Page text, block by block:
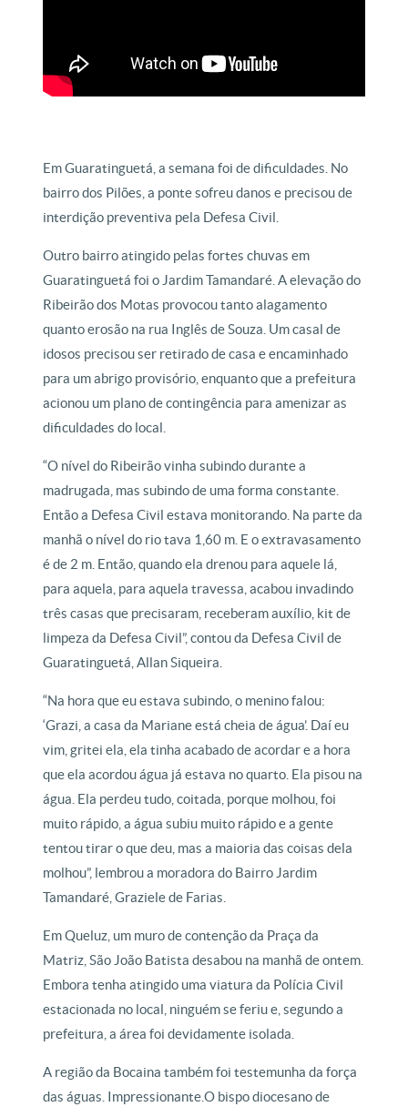
Em Guaratinguetá, a semana foi de dificuldades. No
bairro dos Pilões, a ponte sofreu danos e precisou de
interdição preventiva pela Defesa Civil.
Outro bairro atingido pelas fortes chuvas em
Guaratinguetá foi o Jardim Tamandaré. A elevação do
Ribeirão dos Motas provocou tanto alagamento
quanto erosão na rua Inglês de Souza. Um casal de
idosos precisou ser retirado de casa e encaminhado
para um abrigo provisório, enquanto que a prefeitura
acionou um plano de contingência para amenizar as
dificuldades do local.
“O nível do Ribeirão vinha subindo durante a
madrugada, mas subindo de uma forma constante.
Então a Defesa Civil estava monitorando. Na parte da
manhã o nível do rio tava 1,60 m. E o extravasamento
é de 2 m. Então, quando ela drenou para aquele lá,
para aquela, para aquela travessa, acabou invadindo
três casas que precisaram, receberam auxílio, kit de
limpeza da Defesa Civil”, contou da Defesa Civil de
Guaratinguetá, Allan Siqueira.
“Na hora que eu estava subindo, o menino falou:
‘Grazi, a casa da Mariane está cheia de água’. Daí eu
vim, gritei ela, ela tinha acabado de acordar e a hora
que ela acordou água já estava no quarto. Ela pisou na
água. Ela perdeu tudo, coitada, porque molhou, foi
muito rápido, a água subiu muito rápido e a gente
tentou tirar o que deu, mas a maioria das coisas dela
molhou”, lembrou a moradora do Bairro Jardim
Tamandaré, Graziele de Farias.
Em Queluz, um muro de contenção da Praça da
Matriz, São João Batista desabou na manhã de ontem.
Embora tenha atingido uma viatura da Polícia Civil
estacionada no local, ninguém se feriu e, segundo a
prefeitura, a área foi devidamente isolada.
A região da Bocaina também foi testemunha da força
das águas. Impressionante.O bispo diocesano de